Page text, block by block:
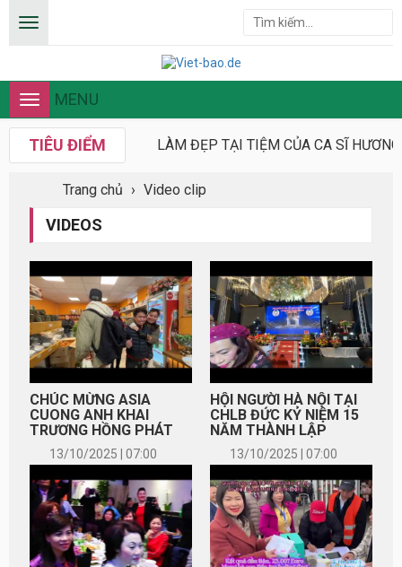
Toggle
navigation
MENU
TIÊU ĐIỂM LÀM ĐẸP TẠI TIỆM CỦA CA SĨ
Trang chủ › Video clip
VIDEOS
CHÚC MỪNG ASIA
CUONG ANH KHAI
TRƯƠNG HỒNG PHÁT
13/10/2025 | 07:00
HỘI NGƯỜI HÀ NỘI TẠI
CHLB ĐỨC KỶ NIỆM 15
NĂM THÀNH LẬP
13/10/2025 | 07:00